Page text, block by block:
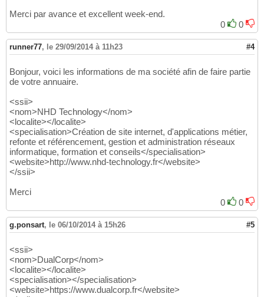
Merci par avance et excellent week-end.
0
0
runner77, le 29/09/2014 à 11h23 #4
Bonjour, voici les informations de ma société afin de faire partie
de votre annuaire.
<ssii>
<nom>NHD Technology</nom>
<localite></localite>
<specialisation>Création de site internet, d'applications métier,
refonte et référencement, gestion et administration réseaux
informatique, formation et conseils</specialisation>
<website>http://www.nhd-technology.fr</website>
</ssii>
Merci
0
0
g.ponsart, le 06/10/2014 à 15h26 #5
<ssii>
<nom>DualCorp</nom>
<localite></localite>
<specialisation></specialisation>
<website>https://www.dualcorp.fr</website>